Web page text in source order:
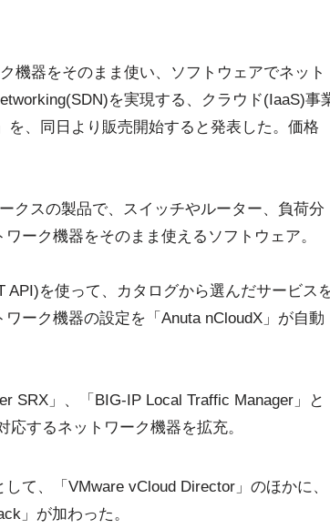
機器をそのまま使い、ソフトウェアでネット
を実現する、クラウド(IaaS)事
を、同日より販売開始すると発表した。価格
クスの製品で、スイッチやルーター、負荷分
ーク機器をそのまま使えるソフトウェア。
を使って、カタログから選んだサービス
ーク機器の設定を「Anuta nCloudX」が自動
SRX」、「BIG-IP Local Traffic Manager」と
応するネットワーク機器を拡充。
て、「VMware vCloud Director」のほかに、
」が加わった。